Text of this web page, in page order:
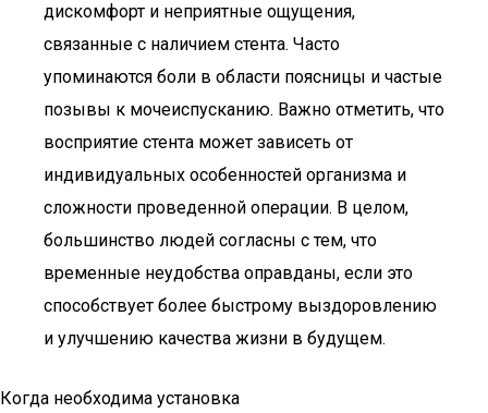
дискомфорт и неприятные ощущения,
связанные с наличием стента. Часто
упоминаются боли в области поясницы и частые
позывы к мочеиспусканию. Важно отметить, что
восприятие стента может зависеть от
индивидуальных особенностей организма и
сложности проведенной операции. В целом,
большинство людей согласны с тем, что
временные неудобства оправданы, если это
способствует более быстрому выздоровлению
и улучшению качества жизни в будущем.
Когда необходима установка